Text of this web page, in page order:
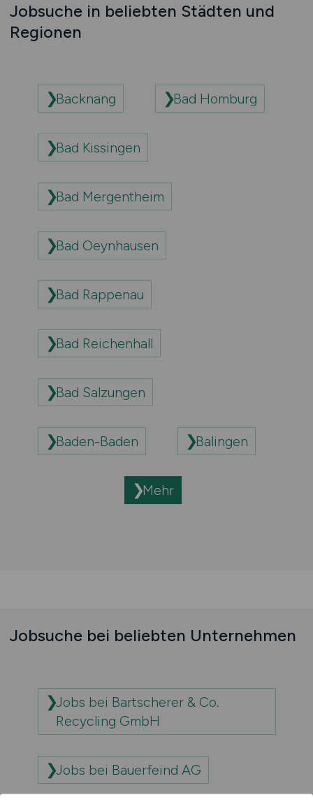
Jobsuche in beliebten Städten und
Regionen
Backnang Bad Homburg
Bad Kissingen
Bad Mergentheim
Bad Oeynhausen
Bad Rappenau
Bad Reichenhall
Bad Salzungen
Baden-Baden Balingen
Mehr
Jobsuche bei beliebten Unternehmen
Jobs bei Bartscherer & Co.
Recycling GmbH
Jobs bei Bauerfeind AG